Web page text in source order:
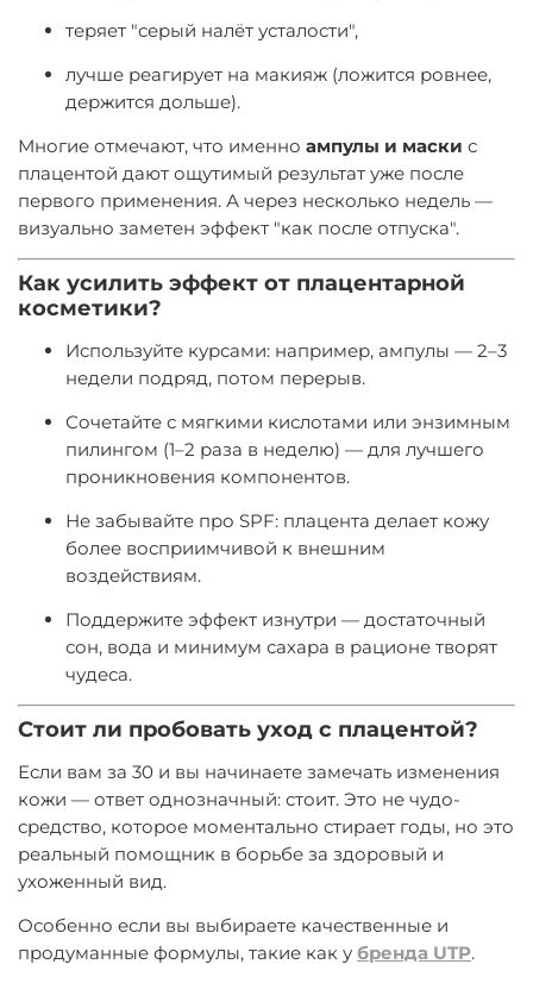
теряет "серый налёт усталости",
лучше реагирует на макияж (ложится ровнее,
держится дольше).
Многие отмечают, что именно ампулы и маски с
плацентой дают ощутимый результат уже после
первого применения. А через несколько недель —
визуально заметен эффект "как после отпуска".
Как усилить эффект от плацентарной
косметики?
Используйте курсами: например, ампулы — 2–3
недели подряд, потом перерыв.
Сочетайте с мягкими кислотами или энзимным
пилингом (1–2 раза в неделю) — для лучшего
проникновения компонентов.
Не забывайте про SPF: плацента делает кожу
более восприимчивой к внешним
воздействиям.
Поддержите эффект изнутри — достаточный
сон, вода и минимум сахара в рационе творят
чудеса.
Cтоит ли пробовать уход с плацентой?
Если вам за 30 и вы начинаете замечать изменения
кожи — ответ однозначный: стоит. Это не чудо-
средство, которое моментально стирает годы, но это
реальный помощник в борьбе за здоровый и
ухоженный вид.
Особенно если вы выбираете качественные и
продуманные формулы, такие как у бренда UTP.